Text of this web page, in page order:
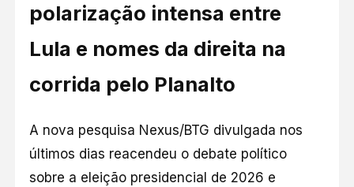
polarização intensa entre
Lula e nomes da direita na
corrida pelo Planalto
A nova pesquisa Nexus/BTG divulgada nos
últimos dias reacendeu o debate político
sobre a eleição presidencial de 2026 e